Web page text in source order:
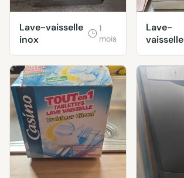
Lave-vaisselle
inox
1
mois
Lave-
vaisselle